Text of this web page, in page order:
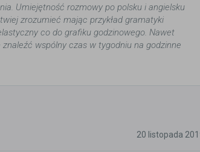
Umiejętność rozmowy po polsku i angielsku
zrozumieć mając przykład gramatyki
co do grafiku godzinowego. Nawet
wspólny czas w tygodniu na godzinne
20 listopada